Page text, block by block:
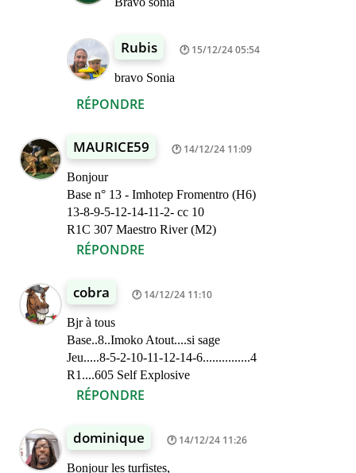
RÉPONDRE
Rubis 15/12/24 05:54
bravo Sonia
MAURICE59 14/12/24 11:09
Bonjour
Base n° 13 - Imhotep Fromentro (H6)
13-8-9-5-12-14-11-2- cc 10
R1C 307 Maestro River (M2)
RÉPONDRE
cobra 14/12/24 11:10
Bjr à tous
Base..8..Imoko Atout....si sage
Jeu.....8-5-2-10-11-12-14-6...............4
R1....605 Self Explosive
RÉPONDRE
dominique 14/12/24 11:26
Bonjour les turfistes,